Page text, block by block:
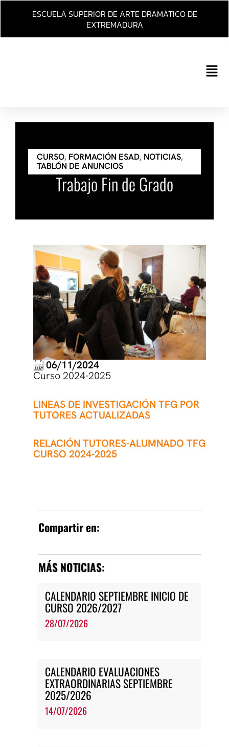
Ir
ESCUELA SUPERIOR DE ARTE DRAMÁTICO DE
EXTREMADURA
Main
CURSO, FORMACIÓN ESAD, NOTICIAS,
TABLÓN DE ANUNCIOS
Trabajo Fin de Grado
06/11/2024
Curso 2024-2025
LINEAS DE INVESTIGACIÓN TFG POR
TUTORES ACTUALIZADAS
RELACIÓN TUTORES-ALUMNADO TFG
CURSO 2024-2025
Compartir en:
MÁS NOTICIAS:
CALENDARIO SEPTIEMBRE INICIO DE
CURSO 2026/2027
28/07/2026
CALENDARIO EVALUACIONES
EXTRAORDINARIAS SEPTIEMBRE
2025/2026
14/07/2026